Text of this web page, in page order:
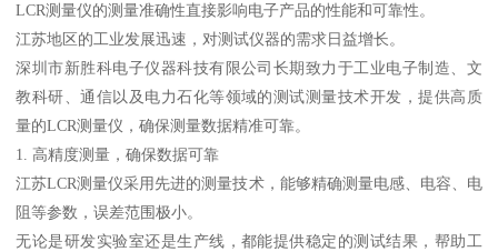
LCR测量仪的测量准确性直接影响电子产品的性能和可靠性。
江苏地区的工业发展迅速，对测试仪器的需求日益增长。
深圳市新胜科电子仪器科技有限公司长期致力于工业电子制造、文
教科研、通信以及电力石化等领域的测试测量技术开发，提供高质
量的LCR测量仪，确保测量数据精准可靠。
1. 高精度测量，确保数据可靠
江苏LCR测量仪采用先进的测量技术，能够精确测量电感、电容、电
阻等参数，误差范围极小。
无论是研发实验室还是生产线，都能提供稳定的测试结果，帮助工